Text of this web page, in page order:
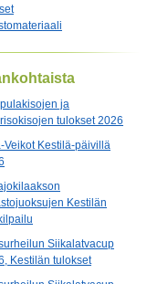
ja
tulokset 2026
Veikot Kestilä-päivillä
Kestilän
Siikalatvacup
Kestilän tulokset